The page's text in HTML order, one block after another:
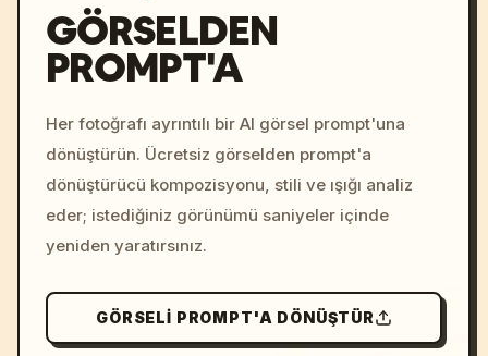
colors, 8k --v 6.0
GÖRSELDEN
PROMPT'A
Her fotoğrafı ayrıntılı bir AI görsel prompt'una
dönüştürün. Ücretsiz görselden prompt'a
dönüştürücü kompozisyonu, stili ve ışığı analiz
eder; istediğiniz görünümü saniyeler içinde
yeniden yaratırsınız.
GÖRSELI PROMPT'A DÖNÜŞTÜR